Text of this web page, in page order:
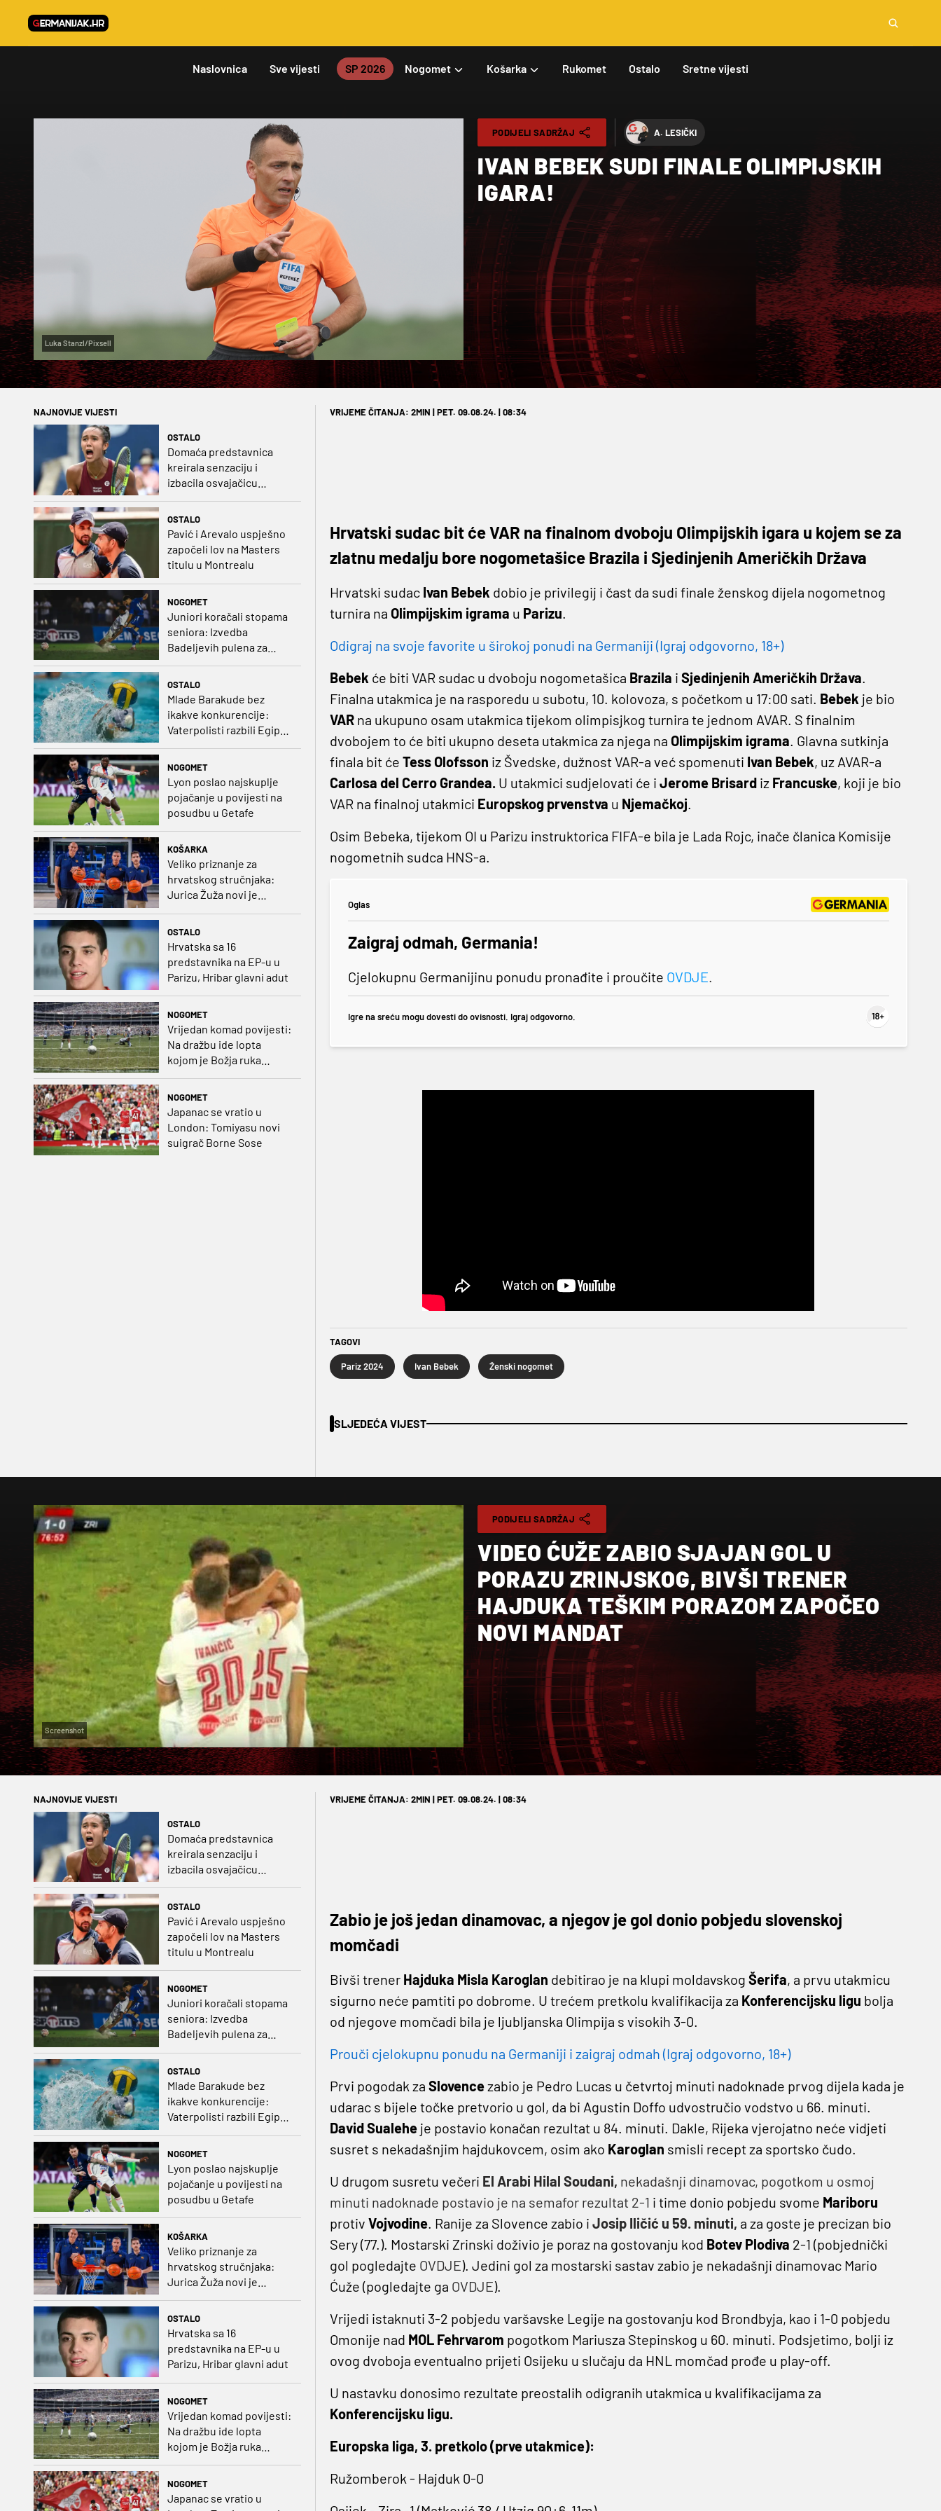
Naslovnica Sve vijesti SP 2026 Nogomet Košarka Rukomet Ostalo Sretne vijesti
Luka Stanzl/Pixsell
PODIJELI SADRŽAJ A. LESIČKI
IVAN BEBEK SUDI FINALE OLIMPIJSKIH
IGARA!
NAJNOVIJE VIJESTI
OSTALO
Domaća predstavnica
kreirala senzaciju i
izbacila osvajačicu
OSTALO
Pavić i Arevalo uspješno
započeli lov na Masters
titulu u Montrealu
NOGOMET
Juniori koračali stopama
seniora: Izvedba
Badeljevih pulena za
čistu peticu protiv
OSTALO
Mlade Barakude bez
ikakve konkurencije:
Vaterpolisti razbili Egipat
za polufinale SP-a!
NOGOMET
Lyon poslao najskuplje
pojačanje u povijesti na
posudbu u Getafe
KOŠARKA
Veliko priznanje za
hrvatskog stručnjaka:
Jurica Žuža novi je
OSTALO
Hrvatska sa 16
predstavnika na EP-u u
Parizu, Hribar glavni adut
NOGOMET
Vrijedan komad povijesti:
Na dražbu ide lopta
kojom je Božja ruka
NOGOMET
Japanac se vratio u
London: Tomiyasu novi
suigrač Borne Sose
VRIJEME ČITANJA: 2MIN | PET. 09.08.24. | 08:34
Hrvatski sudac bit će VAR na finalnom dvoboju Olimpijskih igara u kojem se za
zlatnu medalju bore nogometašice Brazila i Sjedinjenih Američkih Država
Hrvatski sudac Ivan Bebek dobio je privilegij i čast da sudi finale ženskog dijela nogometnog
turnira na Olimpijskim igrama u Parizu.
Odigraj na svoje favorite u širokoj ponudi na Germaniji (Igraj odgovorno, 18+)
Bebek će biti VAR sudac u dvoboju nogometašica Brazila i Sjedinjenih Američkih Država.
Finalna utakmica je na rasporedu u subotu, 10. kolovoza, s početkom u 17:00 sati. Bebek je bio
VARna ukupuno osam utakmica tijekom olimpisjkog turnira te jednom AVAR. S finalnim
dvobojem to će biti ukupno deseta utakmica za njega na Olimpijskim igrama. Glavna sutkinja
finala bit će Tess Olofsson iz Švedske, dužnost VAR-a već spomenuti Ivan Bebek, uz AVAR-a
Carlosa del Cerro Grandea. U utakmici sudjelovati će i Jerome Brisardiz Francuske, koji je bio
VAR na finalnoj utakmici Europskog prvenstva u Njemačkoj.
Osim Bebeka, tijekom OI u Parizu instruktorica FIFA-e bila je Lada Rojc, inače članica Komisije
nogometnih sudca HNS-a.
Oglas
Zaigraj odmah, Germania!
Cjelokupnu Germanijinu ponudu pronađite i proučite OVDJE.
Igre na sreću mogu dovesti do ovisnosti. Igraj odgovorno.
TAGOVI
Pariz 2024 Ivan Bebek Ženski nogomet
SLJEDEĆA VIJEST
Screenshot
PODIJELI SADRŽAJ
VIDEO ĆUŽE ZABIO SJAJAN GOL U
PORAZU ZRINJSKOG, BIVŠI TRENER
HAJDUKA TEŠKIM PORAZOM ZAPOČEO
NOVI MANDAT
NAJNOVIJE VIJESTI
OSTALO
Domaća predstavnica
kreirala senzaciju i
izbacila osvajačicu
Roland Garrosa
OSTALO
Pavić i Arevalo uspješno
započeli lov na Masters
titulu u Montrealu
NOGOMET
Juniori koračali stopama
seniora: Izvedba
Badeljevih pulena za
OSTALO
Mlade Barakude bez
ikakve konkurencije:
Vaterpolisti razbili Egipat
NOGOMET
Lyon poslao najskuplje
pojačanje u povijesti na
posudbu u Getafe
KOŠARKA
Veliko priznanje za
hrvatskog stručnjaka:
Jurica Žuža novi je
OSTALO
Hrvatska sa 16
predstavnika na EP-u u
Parizu, Hribar glavni adut
NOGOMET
Vrijedan komad povijesti:
Na dražbu ide lopta
kojom je Božja ruka
postigla gol
NOGOMET
Japanac se vratio u
VRIJEME ČITANJA: 2MIN | PET. 09.08.24. | 08:34
Zabio je još jedan dinamovac, a njegov je gol donio pobjedu slovenskoj
momčadi
Bivši trener Hajduka Misla Karoglan debitirao je na klupi moldavskog Šerifa, a prvu utakmicu
sigurno neće pamtiti po dobrome. U trećem pretkolu kvalifikacija za Konferencijsku ligu bolja
od njegove momčadi bila je ljubljanska Olimpija s visokih 3-0.
Prouči cjelokupnu ponudu na Germaniji i zaigraj odmah (Igraj odgovorno, 18+)
Prvi pogodak za Slovencezabio je Pedro Lucas u četvrtoj minuti nadoknade prvog dijela kada je
udarac s bijele točke pretvorio u gol, da bi Agustin Doffo udvostručio vodstvo u 66. minuti.
David Sualeheje postavio konačan rezultat u 84. minuti. Dakle, Rijeka vjerojatno neće vidjeti
susret s nekadašnjim hajdukovcem, osim ako Karoglan smisli recept za sportsko čudo.
U drugom susretu večeri El Arabi Hilal Soudani, nekadašnji dinamovac, pogotkom u osmoj
minuti nadoknade postavio je na semafor rezultat 2-1 i time donio pobjedu svome Mariboru
protiv Vojvodine. Ranije za Slovence zabio i Josip Iličić u 59. minuti, a za goste je precizan bio
Sery (77.). Mostarski Zrinski doživio je poraz na gostovanju kod Botev Plodiva 2-1 (pobjednički
gol pogledajte OVDJE). Jedini gol za mostarski sastav zabio je nekadašnji dinamovac Mario
Ćuže (pogledajte ga OVDJE).
Vrijedi istaknuti 3-2 pobjedu varšavske Legije na gostovanju kod Brondbyja, kao i 1-0 pobjedu
Omonije nad MOL Fehrvarom pogotkom Mariusza Stepinskog u 60. minuti. Podsjetimo, bolji iz
ovog dvoboja eventualno prijeti Osijeku u slučaju da HNL momčad prođe u play-off.
U nastavku donosimo rezultate preostalih odigranih utakmica u kvalifikacijama za
Konferencijsku ligu.
Europska liga, 3. pretkolo (prve utakmice):
Ružomberok - Hajduk 0-0